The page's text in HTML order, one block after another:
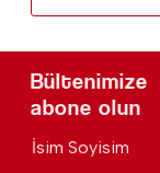
Bültenimize
abone olun
İsim Soyisim